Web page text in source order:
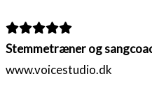
Filled
star
Filled
star
Filled
star
Filled
star
Filled
star
Stemmetræner og
www.voicestudio.dk